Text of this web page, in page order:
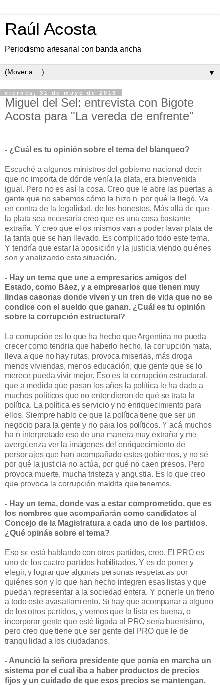
Raúl Acosta
Periodismo artesanal con banda ancha
▼
viernes, 31 de mayo de 2013
Miguel del Sel: entrevista con Bigote
Acosta para "La vereda de enfrente"
- ¿Cuál es tu opinión sobre el tema del blanqueo?
Escuché a algunos ministros del gobierno nacional decir
que no importa de dónde venía la plata, era bienvenida
igual. Pero no es así la cosa. Creo que le abre las puertas a
gente que no sabemos cómo la hizo ni por qué la llegó. Va
en contra de la legalidad, de los honestos. Más allá de que
la plata sea necesaria creo que es una cosa bastante
extraña. Y creo que ellos mismos van a poder lavar plata de
la tanta que se han llevado. Es complicado todo este tema.
Y tendría que estar la oposición y la justicia viendo quiénes
son y analizando esta situación.
- Hay un tema que une a empresarios amigos del
Estado, como Báez, y a empresarios que tienen muy
lindas casonas donde viven y un tren de vida que no se
condice con el sueldo que ganan. ¿Cuál es tu opinión
sobre la corrupción estructural?
La corrupción es lo que ha hecho que Argentina no pueda
crecer como tendría que haberlo hecho, la corrupción mata,
lleva a que no hay rutas, provoca miserias, más droga,
menos viviendas, menos educación, que gente que se lo
merece pueda vivir mejor. Eso es la corrupción estructural,
que a medida que pasan los años la política le ha dado a
muchos políticos que no entendieron de qué se trata la
política. La política es servicio y no enriquecimiento para
ellos. Siempre hablo de que la política tiene que ser un
negocio para la gente y no para los políticos. Y acá muchos
ha n interpretado eso de una manera muy extraña y me
avergüenza ver la imágenes del enriquecimiento de
personajes que han acompañado estos gobiernos, y no sé
por qué la justicia no actúa, por qué no caen presos. Pero
provoca muerte, mucha tristeza y angustia. Es lo que creo
que provoca la corrupción maldita que tenemos.
- Hay un tema, donde vas a estar comprometido, que es
los nombres que acompañarán como candidatos al
Concejo de la Magistratura a cada uno de los partidos.
¿Qué opinás sobre el tema?
Eso se está hablando con otros partidos, creo. El PRO es
uno de los cuatro partidos habilitados. Y es de poner y
elegir, y lograr que algunas personas respetadas por
quiénes son y lo que han hecho integren esas listas y que
puedan representar a la sociedad entera. Y ponerle un freno
a todo este avasallamiento. Si hay que acompañar a alguno
de los otros partidos, y vemos que la lista es buena, o
incorporar gente que esté ligada al PRO sería buenísimo,
pero creo que tiene que ser gente del PRO que le de
tranquilidad a los ciudadanos.
- Anunció la señora presidente que ponía en marcha un
sistema por el cual iba a haber productos de precios
fijos y un cuidado de que esos precios se mantengan.